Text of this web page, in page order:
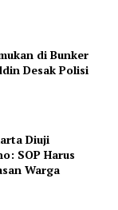
di Bunker
Desak Polisi
Diuji
SOP Harus
Warga